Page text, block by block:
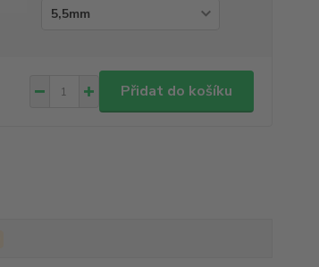
Přidat do košíku